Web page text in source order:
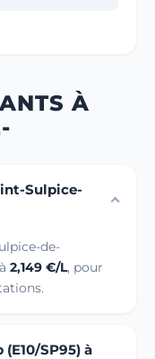
À
Sulpice-
de-
2,149 €/L, pour
SP95) à